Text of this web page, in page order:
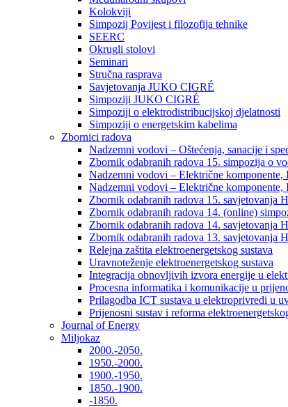
Kolokviji​
Simpozij Povijest i filozofija tehnike
SEERC
Okrugli stolovi
Seminari​
Stručna rasprava​
Savjetovanja JUKO CIGRÉ
Simpoziji JUKO CIGRÉ
Simpoziji o elektrodistribucijskoj djelatnosti
Simpoziji o energetskim kabelima
Zbornici radova
Nadzemni vodovi – Oštećenja, sanacije i
Zbornik odabranih radova 15. simpozija o
Nadzemni vodovi – Električne komponente,
Nadzemni vodovi – Električne komponente,
Zbornik odabranih radova 15. savjetovanja
Zbornik odabranih radova 14. (online)
Zbornik odabranih radova 14. savjetovanja
Zbornik odabranih radova 13. savjetovanja
Relejna zaštita elektroenergetskog sustava
Uravnoteženje elektroenergetskog sustava
Integracija obnovljivih izvora energije u
Procesna informatika i komunikacije u
Prilagodba ICT sustava u elektroprivredi u
Prijenosni sustav i reforma
Journal of Energy
Miljokaz
2000.-2050.
1950.-2000.
1900.-1950.
1850.-1900.
-1850.